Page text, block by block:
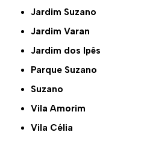
Jardim Suzano
Jardim Varan
Jardim dos Ipês
Parque Suzano
Suzano
Vila Amorim
Vila Célia